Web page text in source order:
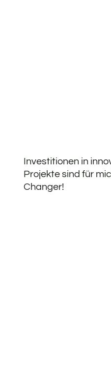
Investitionen in
Projekte sind für
Changer!